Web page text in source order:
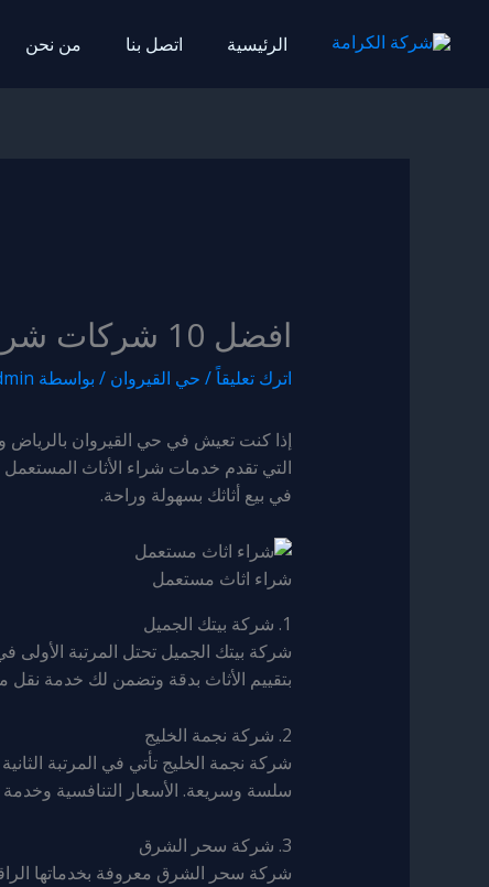
الرئيسية اتصل بنا من نحن
افضل 10 شركات شراء اثاث في حي القيروان
اترك تعليقاً/ حي القيروان / بواسطة
إذا كنت تعيش في حي القيروان بالرياض
في بيع أثاثك بسهولة وراحة.
شراء اثاث مستعمل
1. شركة بيتك الجميل
شركة بيتك الجميل تحتل المرتبة الأولى
بتقييم الأثاث بدقة وتضمن لك خدمة نقل
2. شركة نجمة الخليج
شركة نجمة الخليج تأتي في المرتبة
سلسة وسريعة. الأسعار التنافسية وخدمة
3. شركة سحر الشرق
شركة سحر الشرق معروفة بخدماتها